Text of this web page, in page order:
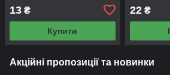
13 ₴
Купити
22₴
Акційні пропозиції та новинки